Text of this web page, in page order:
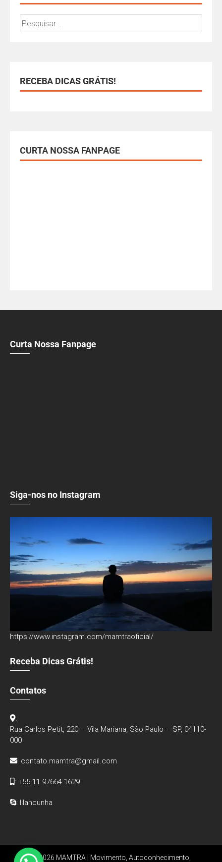
RECEBA DICAS GRÁTIS!
CURTA NOSSA FANPAGE
Curta Nossa Fanpage
Siga-nos no Instagram
https://www.instagram.com/mamtraoficial/
Receba Dicas Grátis!
Contatos
:
Rua Carlos Petit, 220 – Vila Mariana, São Paulo – SP, 04110-
000
: contato.mamtra@gmail.com
: +55 11 97664-1629
: lilahcunha
© 2026 MAMTRA | Movimento, Autoconhecimento,